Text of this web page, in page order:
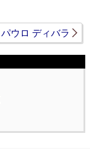
パウロ ディバラ